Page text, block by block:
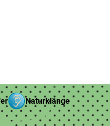
Naturklänge